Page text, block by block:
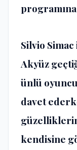
Silvio
Akyüz
ünlü
davet
kendisine